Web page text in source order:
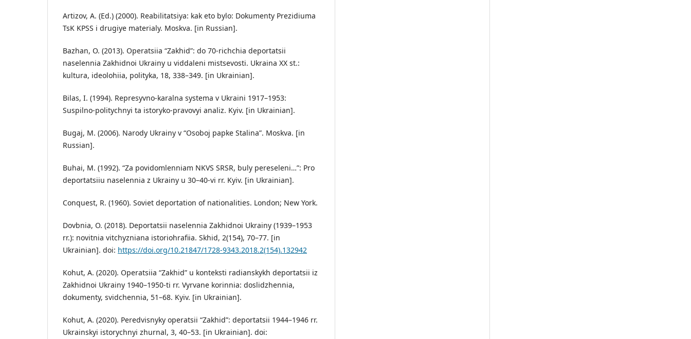
Artizov, A. (Ed.) (2000). Reabilitatsiya: kak eto bylo: Dokumenty Prezidiuma
TsK KPSS i drugiye materialy. Moskva. [in Russian].
Bazhan, O. (2013). Operatsiia “Zakhid”: do 70-richchia deportatsii
naselennia Zakhidnoi Ukrainy u viddaleni mistsevosti. Ukraina XX st.:
kultura, ideolohiia, polityka, 18, 338–349. [in Ukrainian].
Bilas, I. (1994). Represyvno-karalna systema v Ukraini 1917–1953:
Suspilno-politychnyi ta istoryko-pravovyi analiz. Kyiv. [in Ukrainian].
Bugaj, M. (2006). Narody Ukrainy v “Osoboj papke Stalina”. Moskva. [in
Russian].
Buhai, M. (1992). “Za povidomlenniam NKVS SRSR, buly pereseleni…”: Pro
deportatsiiu naselennia z Ukrainy u 30–40-vi rr. Kyiv. [in Ukrainian].
Conquest, R. (1960). Soviet deportation of nationalities. London; New York.
Dovbnia, O. (2018). Deportatsii naselennia Zakhidnoi Ukrainy (1939–1953
rr.): novitnia vitchyzniana istoriohrafiia. Skhid, 2(154), 70–77. [in
Ukrainian]. doi: https://doi.org/10.21847/1728-9343.2018.2(154).132942
Kohut, A. (2020). Operatsiia “Zakhid” u konteksti radianskykh deportatsii iz
Zakhidnoi Ukrainy 1940–1950-ti rr. Vyrvane korinnia: doslidzhennia,
dokumenty, svidchennia, 51–68. Kyiv. [in Ukrainian].
Kohut, A. (2020). Peredvisnyky operatsii “Zakhid”: deportatsii 1944–1946 rr.
Ukrainskyi istorychnyi zhurnal, 3, 40–53. [in Ukrainian]. doi: